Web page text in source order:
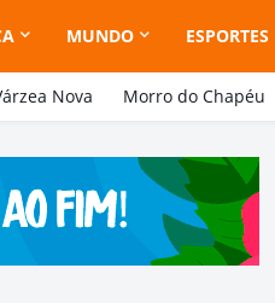
MUNDO ESPORTES
Nova Morro do Chapéu